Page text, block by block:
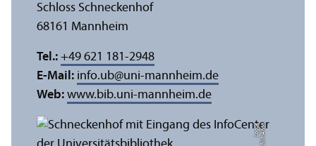
Bil
d:
A
n
n
a
L
o
g
u
e
Schloss Schneckenhof
68161 Mannheim
Tel.: +49 621 181-2948
E-Mail: info.ub@uni-mannheim.de
Web: www.bib.uni-mannheim.de